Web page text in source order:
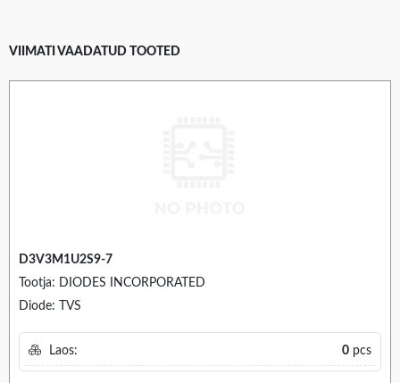
VIIMATI VAADATUD TOOTED
D3V3M1U2S9-7
Tootja: DIODES INCORPORATED
Diode: TVS
Laos: 0 pcs